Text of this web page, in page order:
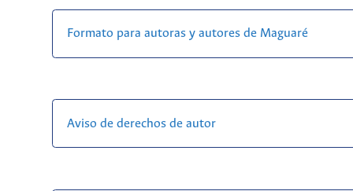
Formato para autoras y autores de Maguaré
Aviso de derechos de autor